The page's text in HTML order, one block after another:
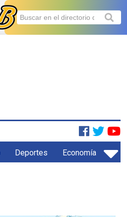
Deportes Economía